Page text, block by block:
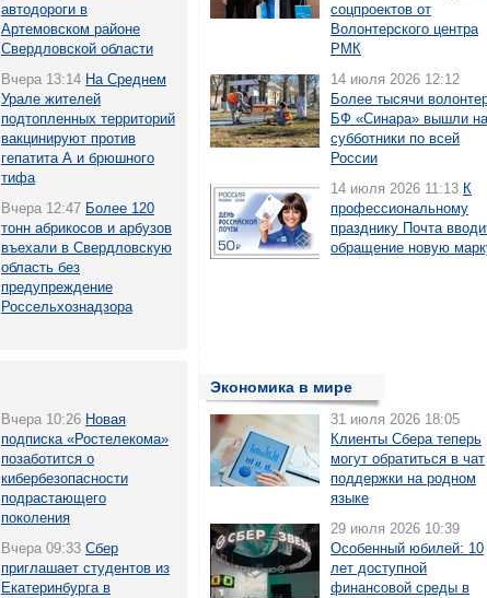
автодороги в
Артемовском районе
Свердловской области
Вчера 13:14 На Среднем
Урале жителей
подтопленных территорий
вакцинируют против
гепатита А и брюшного
тифа
Вчера 12:47 Более 120
тонн абрикосов и арбузов
въехали в Свердловскую
область без
предупреждение
Россельхознадзора
соцпроектов от
Волонтерского центра
РМК
14 июля 2026 12:12
Более тысячи
БФ «Синара» вышли на
субботники по всей
России
14 июля 2026 11:13 К
профессиональному
празднику Почта
обращение новую
Вчера 10:26 Новая
подписка «Ростелекома»
позаботится о
кибербезопасности
подрастающего
поколения
Вчера 09:33 Сбер
приглашает студентов из
Екатеринбурга в
Экономика в мире
31 июля 2026 18:05
Клиенты Сбера теперь
могут обратиться в чат
поддержки на родном
языке
29 июля 2026 10:39
Особенный юбилей: 10
лет доступной
финансовой среды в